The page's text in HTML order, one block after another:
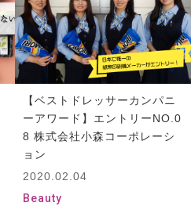
【ベストドレッサーカンパニ
ーアワード】エントリーNO.0
8 株式会社小森コーポレーシ
ョン
2020.02.04
Beauty